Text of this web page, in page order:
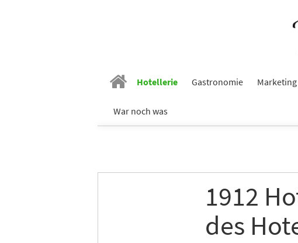
Hotellerie Gastronomie Marketing
War noch was
1912
des